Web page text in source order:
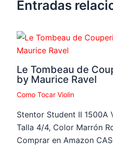
Entradas
Le Tombeau de
by Maurice Ravel
Como Tocar Violin
Stentor Student II 1500A
Talla 4/4, Color Marrón
Comprar en Amazon